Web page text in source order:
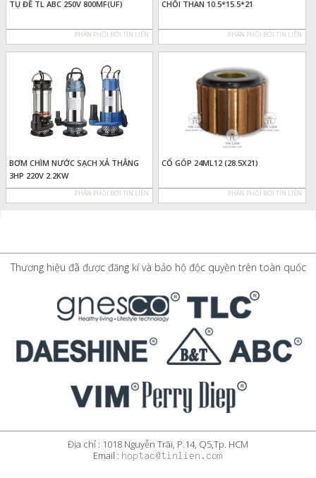
TỤ ĐỀ TL ABC 250V 800MF(UF)
PHÂN PHỐI BỞI TÍN LIÊN
CHỔI THAN 10.5*15.5*21
PHÂN PHỐI BỞI TÍN LIÊN
BƠM CHÌM NƯỚC SẠCH XẢ THẲNG
3HP 220V 2.2KW
PHÂN PHỐI BỞI TÍN LIÊN
CỔ GÓP 24ML12 (28.5X21)
PHÂN PHỐI BỞI TÍN LIÊN
Thương hiệu đã được đăng kí và bảo hộ độc quyền trên toàn quốc
Địa chỉ : 1018 Nguyễn Trãi, P.14, Q5,Tp. HCM
Email :